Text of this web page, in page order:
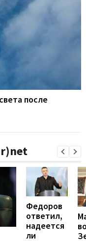
после
Федоров
ответил,
надеется
ли